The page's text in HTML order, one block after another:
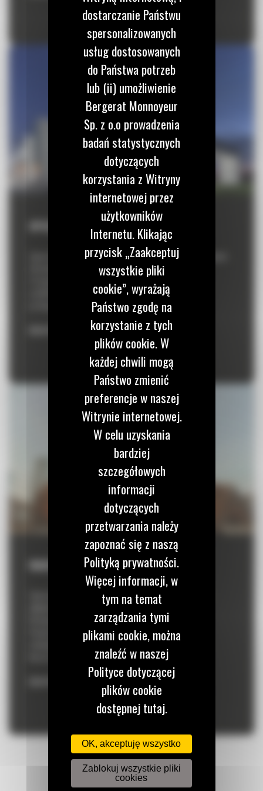
Zapraszamy na Demo Campus w Opolu, który odbędzie się w dniach
26 kwietnia 2024, godz. 13:00-17:00
27 kwietnia 2024, godz. 10:00-16:00
w CENTRUM WYSTAWIENNICZO-KONGRESOWYM
ul. Wrocławska 158, 45-835 Opole
REJESTRACJA ZAKOŃCZONA
WARSZAWA
Zapraszamy na Demo Campus w Tłuszczu k.Warszawy, który
10 maja 2024, godz. 13:00–17:00
11 maja 2024, godz. 10:00–16:00
w Kopalni piasku JANKRUSZ
Krusze 19, 05-240 Tłuszcz
REJESTRACJA ZAKOŃCZONA
dostarczanie Państwu
spersonalizowanych
usług dostosowanych
do Państwa potrzeb
lub (ii) umożliwienie
Bergerat Monnoyeur
Sp. z o.o prowadzenia
badań statystycznych
dotyczących
korzystania z Witryny
internetowej przez
użytkowników
Internetu. Klikając
przycisk „Zaakceptuj
wszystkie pliki
cookie”, wyrażają
Państwo zgodę na
korzystanie z tych
plików cookie. W
każdej chwili mogą
Państwo zmienić
preferencje w naszej
Witrynie internetowej.
W celu uzyskania
bardziej
szczegółowych
informacji
dotyczących
przetwarzania należy
zapoznać się z naszą
Polityką prywatności.
Więcej informacji, w
tym na temat
zarządzania tymi
plikami cookie, można
znaleźć w naszej
Polityce dotyczącej
plików cookie
dostępnej tutaj.
OK, akceptuję wszystko
Zablokuj wszystkie pliki
cookies